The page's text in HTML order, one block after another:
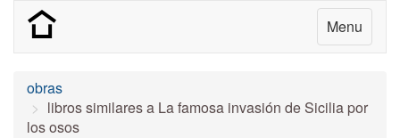
Menu
obras
libros similares a La famosa invasión de Sicilia por
los osos